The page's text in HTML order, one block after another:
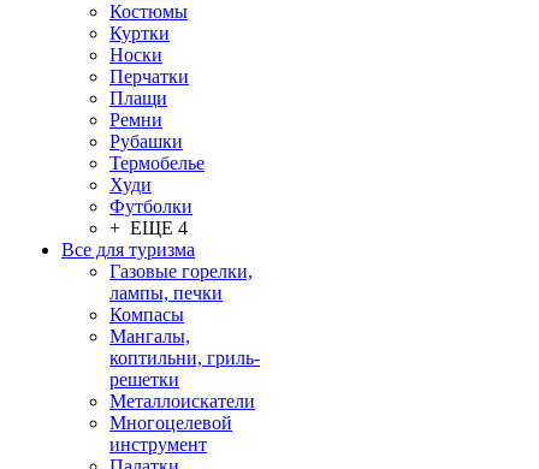
Костюмы
Куртки
Носки
Перчатки
Плащи
Ремни
Рубашки
Термобелье
Худи
Футболки
+ ЕЩЕ 4
Все для туризма
Газовые горелки,
лампы, печки
Компасы
Мангалы,
коптильни, гриль-
решетки
Металлоискатели
Многоцелевой
инструмент